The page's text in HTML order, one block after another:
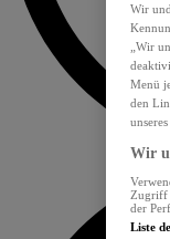
Wir
„Wir
Menü
den
Wir
Zugriff
der
Liste